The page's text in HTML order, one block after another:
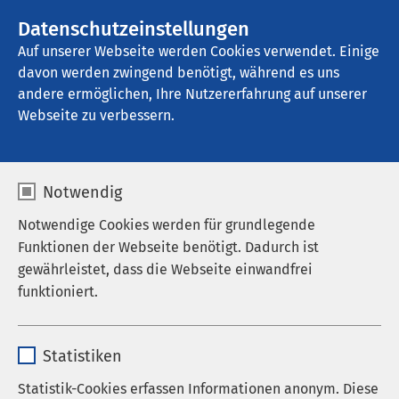
Datenschutzeinstellungen
Auf unserer Webseite werden Cookies verwendet. Einige
davon werden zwingend benötigt, während es uns
andere ermöglichen, Ihre Nutzererfahrung auf unserer
Webseite zu verbessern.
Notwendig
Notwendige Cookies werden für grundlegende
Funktionen der Webseite benötigt. Dadurch ist
gewährleistet, dass die Webseite einwandfrei
funktioniert.
Anbieter sgalinski
Statistiken
Statistik-Cookies erfassen Informationen anonym. Diese
AMEOS Pflege Zentrum St. Clemens
Oberhausen
Info-Abend AMEOS
Pflege Zentrum
Josefinum Oberhausen
15.07.2026|17:30bis19:30